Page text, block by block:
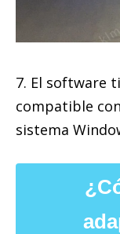
7. El software
compatible
sistema